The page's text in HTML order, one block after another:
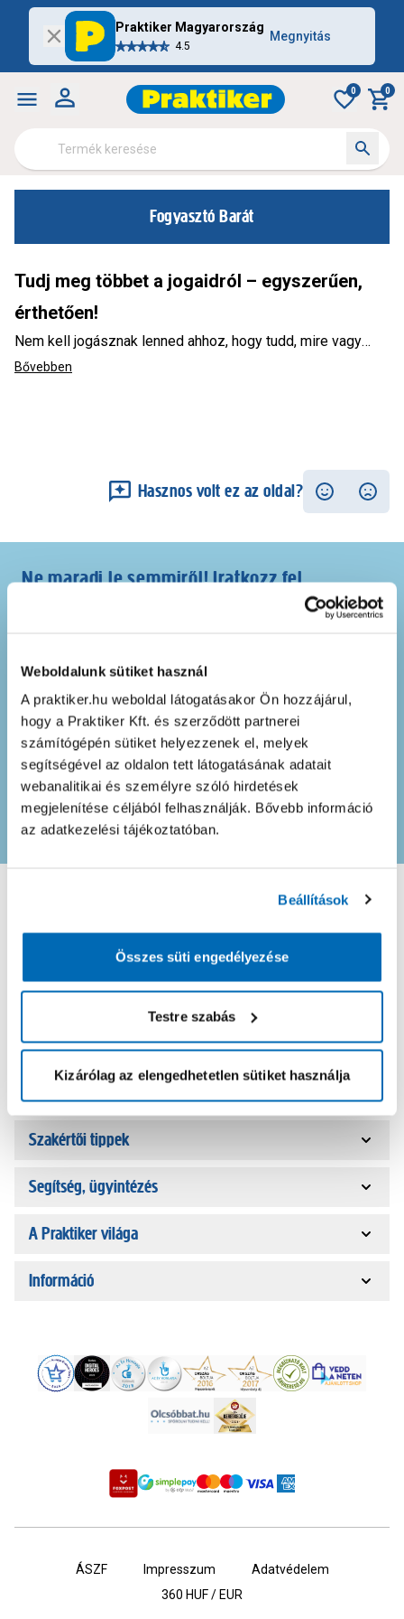
Weboldalunk sütiket használ
A praktiker.hu weboldal látogatásakor Ön hozzájárul,
hogy a Praktiker Kft. és szerződött partnerei
számítógépén sütiket helyezzenek el, melyek
segítségével az oldalon tett látogatásának adatait
webanalitikai és személyre szóló hirdetések
megjelenítése céljából felhasználják. Bővebb információ
az adatkezelési tájékoztatóban.
Beállítások
Összes süti engedélyezése
Testre szabás
Kizárólag az elengedhetetlen sütiket használja
Praktiker Magyarország
4.5
Megnyitás
0 0
Fogyasztó Barát
Tudj meg többet a jogaidról – egyszerűen,
érthetően!
Nem kell jogásznak lenned ahhoz, hogy tudd, mire vagy
jogosult vásárláskor! Összegyűjtöttük a legfontosabb
vásárolj tudatosan – mert a jogaid is számítanak!
Bővebben
Hasznos volt ez az oldal?
Ne maradj le semmiről! Iratkozz fel
tengerében!
Feliratkozom
Ügyfélszolgálat
H-P: 08:00 - 17:00
Szakértői tippek
Segítség, ügyintézés
A Praktiker világa
Információ
ÁSZF Impresszum
Adatvédelem
360 HUF / EUR